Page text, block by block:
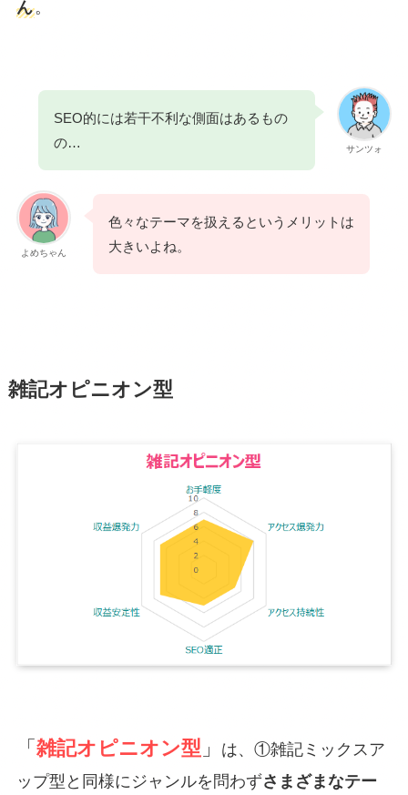
ん。
サンツォ
SEO的には若干不利な側面はあるもの
の…
よめちゃん
色々なテーマを扱えるというメリットは
大きいよね。
雑記オピニオン型
「 雑記オピニオン型 」
は、①雑記ミックスア
ップ型と同様にジャンルを問わずさまざまなテー